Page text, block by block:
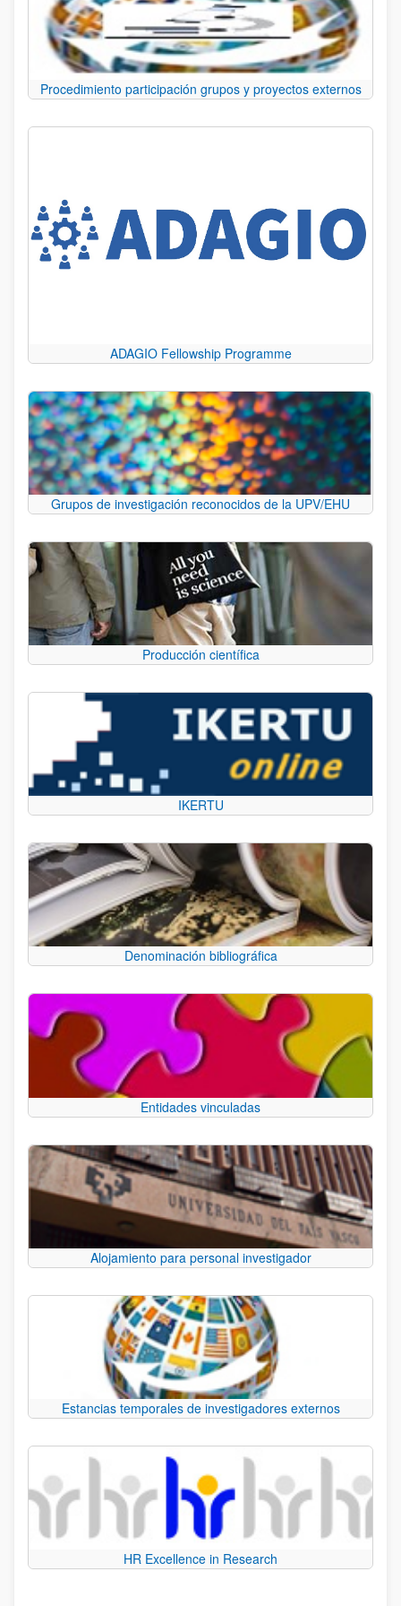
Procedimiento participación grupos y proyectos externos
ADAGIO Fellowship Programme
Grupos de investigación reconocidos de la UPV/EHU
Producción científica
IKERTU
Denominación bibliográfica
Entidades vinculadas
Alojamiento para personal investigador
Estancias temporales de investigadores externos
HR Excellence in Research